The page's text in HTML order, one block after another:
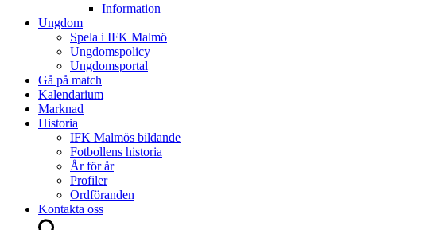
Information
Ungdom
Spela i IFK Malmö
Ungdomspolicy
Ungdomsportal
Gå på match
Kalendarium
Marknad
Historia
IFK Malmös bildande
Fotbollens historia
År för år
Profiler
Ordföranden
Kontakta oss